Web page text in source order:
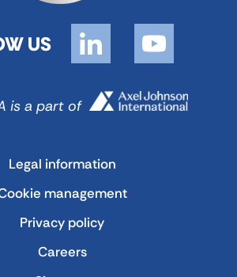
US
is a part of
Legal information
management
Privacy policy
Careers